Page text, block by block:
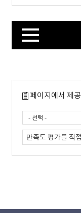
페이지에서 제